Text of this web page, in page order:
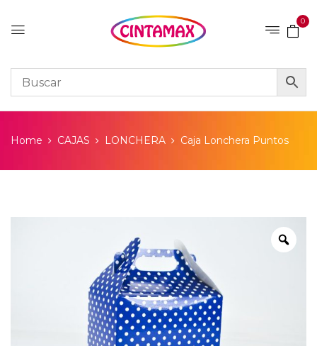
0
Home CAJAS LONCHERA Caja Lonchera Puntos